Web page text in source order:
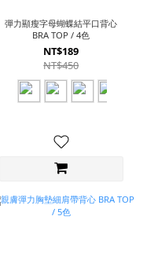
彈力顯瘦字母蝴蝶結平口背心
BRA TOP / 4色
NT$189
NT$450